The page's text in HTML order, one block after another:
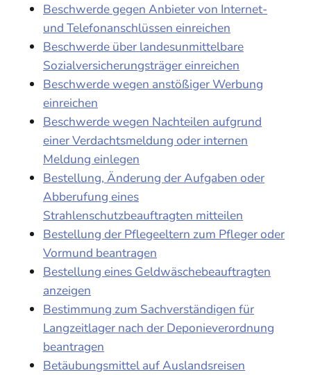
Beschwerde gegen Anbieter von Internet-
und Telefonanschlüssen einreichen
Beschwerde über landesunmittelbare
Sozialversicherungsträger einreichen
Beschwerde wegen anstößiger Werbung
einreichen
Beschwerde wegen Nachteilen aufgrund
einer Verdachtsmeldung oder internen
Meldung einlegen
Bestellung, Änderung der Aufgaben oder
Abberufung eines
Strahlenschutzbeauftragten mitteilen
Bestellung der Pflegeeltern zum Pfleger oder
Vormund beantragen
Bestellung eines Geldwäschebeauftragten
anzeigen
Bestimmung zum Sachverständigen für
Langzeitlager nach der Deponieverordnung
beantragen
Betäubungsmittel auf Auslandsreisen